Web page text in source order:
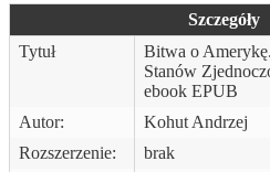
Szczegóły
Tytuł
Bitwa o
Stanów
ebook EPUB
Autor:
Kohut Andrzej
Rozszerzenie:
brak